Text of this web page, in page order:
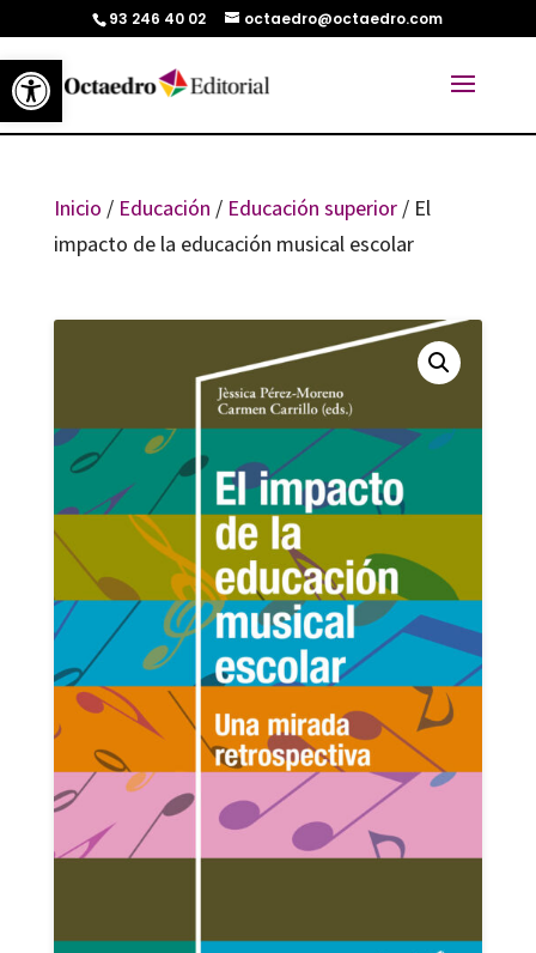
Abrir barra de herramientas
93 246 40 02 octaedro@octaedro.com
Inicio / Educación / Educación superior/ El
impacto de la educación musical escolar